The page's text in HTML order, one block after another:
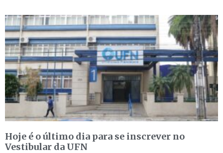
Hoje é o último dia para se inscrever no
Vestibular da UFN